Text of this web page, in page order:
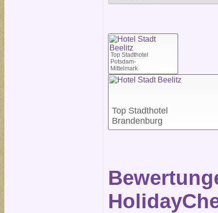
Top Stadthotel
Potsdam-
Mittelmark
Top Stadthotel
Brandenburg